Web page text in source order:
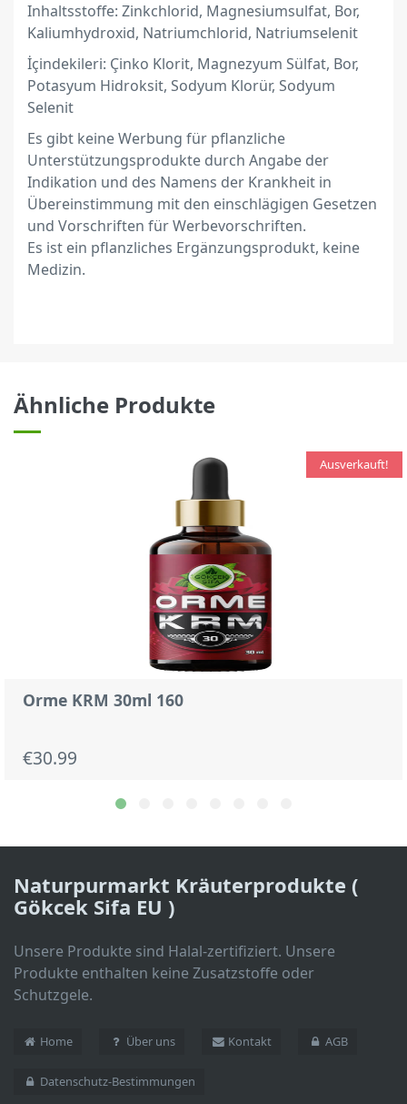
Inhaltsstoffe: Zinkchlorid, Magnesiumsulfat, Bor,
Kaliumhydroxid, Natriumchlorid, Natriumselenit
İçindekileri: Çinko Klorit, Magnezyum Sülfat, Bor,
Potasyum Hidroksit, Sodyum Klorür, Sodyum
Selenit
Es gibt keine Werbung für pflanzliche
Unterstützungsprodukte durch Angabe der
Indikation und des Namens der Krankheit in
Übereinstimmung mit den einschlägigen Gesetzen
und Vorschriften für Werbevorschriften.
Es ist ein pflanzliches Ergänzungsprodukt, keine
Medizin.
Ähnliche Produkte
Ausverkauft!
Orme KRM 30ml 160
€30.99
Naturpurmarkt Kräuterprodukte (
Gökcek Sifa EU )
Unsere Produkte sind Halal-zertifiziert. Unsere
Produkte enthalten keine Zusatzstoffe oder
Schutzgele.
Home Über uns Kontakt AGB
Datenschutz-Bestimmungen